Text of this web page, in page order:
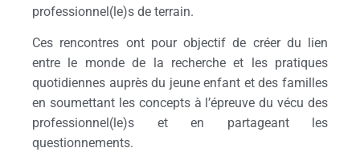
professionnel(le)s de terrain.
Ces rencontres ont pour objectif de créer du lien
entre le monde de la recherche et les pratiques
quotidiennes auprès du jeune enfant et des familles
en soumettant les concepts à l’épreuve du vécu des
professionnel(le)s et en partageant les
questionnements.